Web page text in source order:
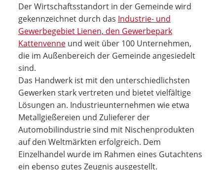
Der Wirtschaftsstandort in der Gemeinde wird
gekennzeichnet durch das Industrie- und
Gewerbegebiet Lienen, den Gewerbepark
Kattenvenneund weit über 100 Unternehmen,
die im Außenbereich der Gemeinde angesiedelt
sind.
Das Handwerk ist mit den unterschiedlichsten
Gewerken stark vertreten und bietet vielfältige
Lösungen an. Industrie­unternehmen wie etwa
Metallgießereien und Zulieferer der
Automobilindustrie sind mit Nischenprodukten
auf den Weltmärkten erfolgreich. Dem
Einzelhandel wurde im Rahmen eines Gutachtens
ein ebenso gutes Zeugnis ausgestellt.